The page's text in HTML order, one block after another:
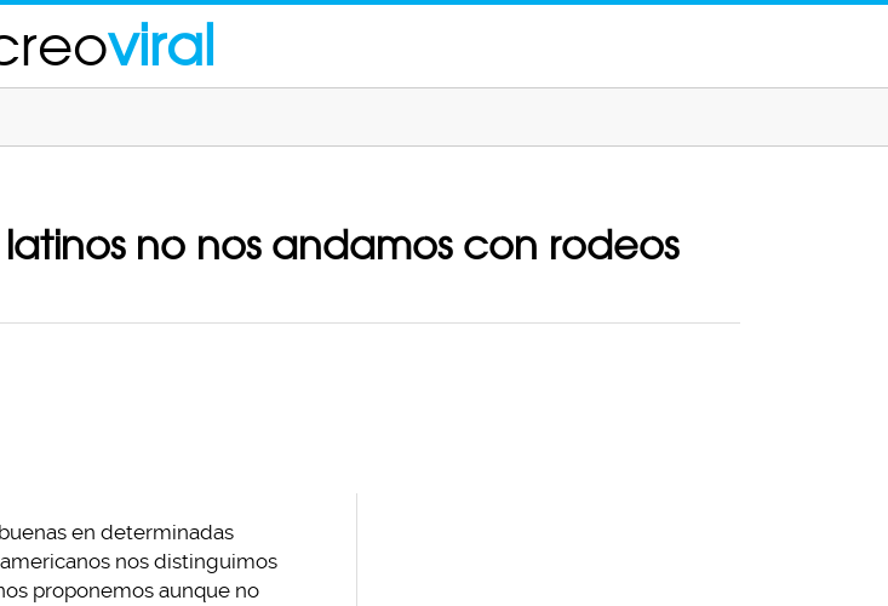
viral
no nos andamos con rodeos
en determinadas
nos distinguimos
proponemos aunque no